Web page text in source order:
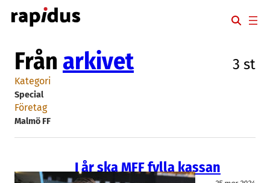
Hoppa
till
Från arkivet 3 st
Kategori
Special
Företag
Malmö FF
I år ska MFF fylla kassan